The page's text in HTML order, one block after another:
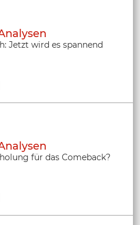
Jetzt wird es spannend
für das Comeback?